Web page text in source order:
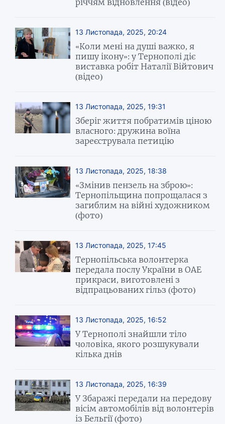
13 Листопада, 2025, 20:24
«Коли мені на душі важко, я
пишу ікону»: у Тернополі діє
виставка робіт Наталії Війтович
(відео)
13 Листопада, 2025, 19:31
Зберіг життя побратимів ціною
власного: дружина воїна
зареєструвала петицію
13 Листопада, 2025, 18:38
«Змінив пензель на зброю»:
Тернопільщина попрощалася з
загиблим на війні художником
(фото)
13 Листопада, 2025, 17:45
Тернопільська волонтерка
передала послу України в ОАЕ
прикраси, виготовлені з
відпрацьованих гільз (фото)
13 Листопада, 2025, 16:52
У Тернополі знайшли тіло
чоловіка, якого розшукували
кілька днів
13 Листопада, 2025, 16:39
У Збаражі передали на передову
вісім автомобілів від волонтерів
із Бельгії (фото)